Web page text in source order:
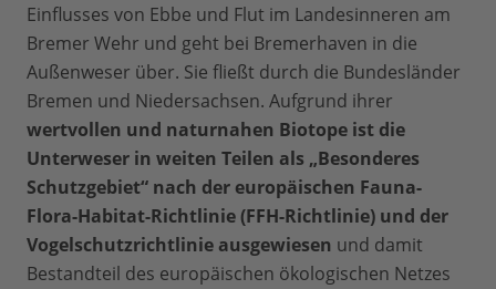
Einflusses von Ebbe und Flut im Landesinneren am
Bremer Wehr und geht bei Bremerhaven in die
Außenweser über. Sie fließt durch die Bundesländer
Bremen und Niedersachsen. Aufgrund ihrer
wertvollen und naturnahen Biotope ist die
Unterweser in weiten Teilen als „Besonderes
Schutzgebiet“ nach der europäischen Fauna-
Flora-Habitat-Richtlinie (FFH-Richtlinie) und der
Vogelschutzrichtlinie ausgewiesen und damit
Bestandteil des europäischen ökologischen Netzes